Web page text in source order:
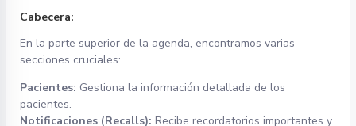
Cabecera:
En la parte superior de la agenda, encontramos varias
secciones cruciales:
Pacientes: Gestiona la información detallada de los
pacientes.
Notificaciones (Recalls): Recibe recordatorios importantes y